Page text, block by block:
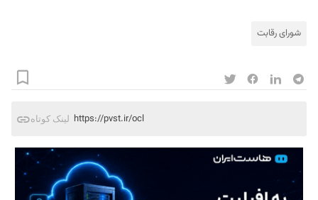
شورای رقابت
لینک کوتاه https://pvst.ir/ocl